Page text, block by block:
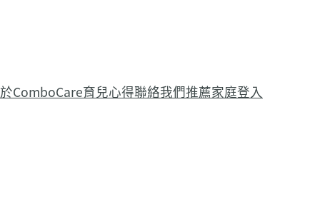
ComboCare育兒心得聯絡我們推薦家庭登入